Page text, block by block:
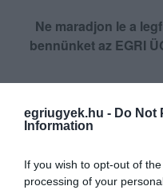
egriugyek.hu - Do Not
Information
If you wish to opt-out of
processing of your
Ne maradjon le a
bennünket az EGRI